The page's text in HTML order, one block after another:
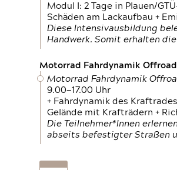
Modul I: 2 Tage in Plauen/
Schäden am Lackaufbau +
Diese Intensivausbildung
Handwerk. Somit erhalten
Motorrad Fahrdynamik Offroad
Motorrad Fahrdynamik
9.00—17.00 Uhr
+ Fahrdynamik des
Gelände mit Krafträdern +
Die Teilnehmer*Innen
abseits befestigter Straßen